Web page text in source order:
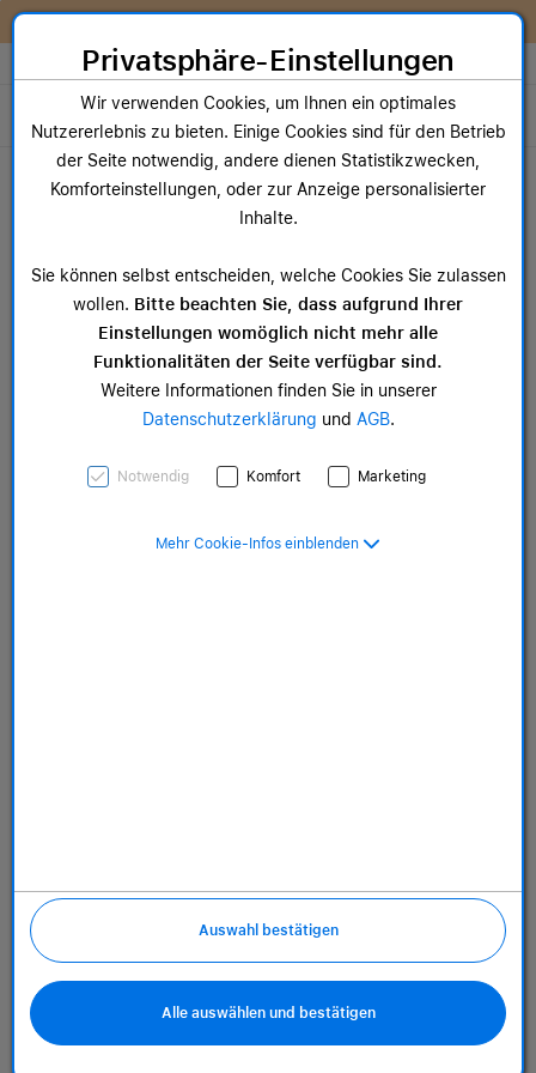
Zum Inhalt springen [AK + 0]
Zum Hauptmenü springen [AK + 1]
Zum Widget-Menü rechts springen [AK + 2]
Zum Hauptmenü springen [AK + 3]
Zum Hauptmenü (oben rechts) springen [AK + 4]
Zum Hauptmenü (unten rechts) springen [AK + 5]
Zum Hauptmenü (zentriert) springen [AK + 6]
Zum Meta-Menü oben (links) springen [AK + 7]
Zu den Inhalten im Fußbereich springen [AK + 8]
Store auswählen
Toggle navigation
Dein Warenkorb
Noch keine Artikel im Einkaufswagen.
Store
Dienstleistungen
(öffnet in neuem Tab)
(öffnet in
Privatsphäre-Einstellungen
Wir verwenden Cookies, um Ihnen ein optimales
Nutzererlebnis zu bieten. Einige Cookies sind für den Betrieb
der Seite notwendig, andere dienen Statistikzwecken,
Komforteinstellungen, oder zur Anzeige personalisierter
Inhalte.
Sie können selbst entscheiden, welche Cookies Sie zulassen
wollen. Bitte beachten Sie, dass aufgrund Ihrer
Einstellungen womöglich nicht mehr alle
Funktionalitäten der Seite verfügbar sind.
Weitere Informationen finden Sie in unserer
Datenschutzerklärung und AGB.
Notwendig Komfort Marketing
Mehr Cookie-Infos einblenden
Auswahl bestätigen
Alle auswählen und bestätigen